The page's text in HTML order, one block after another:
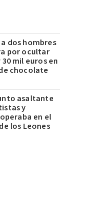
dos hombres
por ocultar
mil euros en
chocolate
asaltante
y
en el
los Leones